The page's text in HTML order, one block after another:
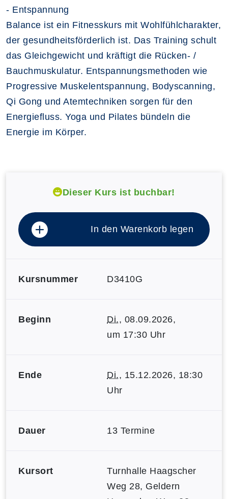
- Entspannung
Balance ist ein Fitnesskurs mit Wohlfühlcharakter,
der gesundheitsförderlich ist. Das Training schult
das Gleichgewicht und kräftigt die Rücken- /
Bauchmuskulatur. Entspannungsmethoden wie
Progressive Muskelentspannung, Bodyscanning,
Qi Gong und Atemtechniken sorgen für den
Energiefluss. Yoga und Pilates bündeln die
Energie im Körper.
Dieser Kurs ist buchbar!
In den Warenkorb legen
Kursnummer D3410G
Beginn Di., 08.09.2026,
um 17:30 Uhr
Ende Di., 15.12.2026, 18:30
Uhr
Dauer 13 Termine
Kursort
Turnhalle Haagscher
Weg 28, Geldern